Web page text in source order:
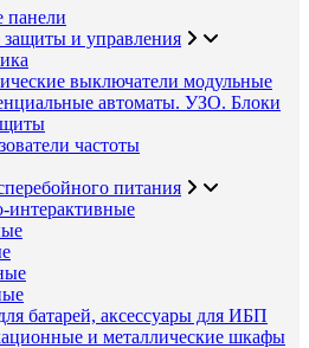
панели
и управления
выключатели модульные
автоматы. УЗО. Блоки
частоты
питания
интерактивные
батарей, аксессуары для ИБП
и металлические шкафы